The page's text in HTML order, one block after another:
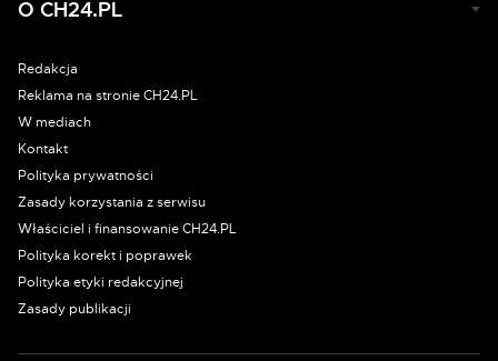
O CH24.PL
Redakcja
Reklama na stronie CH24.PL
W mediach
Kontakt
Polityka prywatności
Zasady korzystania z serwisu
Właściciel i finansowanie CH24.PL
Polityka korekt i poprawek
Polityka etyki redakcyjnej
Zasady publikacji